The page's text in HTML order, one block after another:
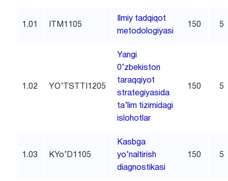
1.01 ITM1105
Ilmiy tadqiqot
metodologiyasi
150 5
1.02 YO’TSTTI1205
Yangi
0‘zbekiston
taraqqiyot
strategiyasida
ta’lim tizimidagi
islohotlar
150 5
1.03 KYo’D1105
Kasbga
yo‘naltirish
diagnostikasi
150 5